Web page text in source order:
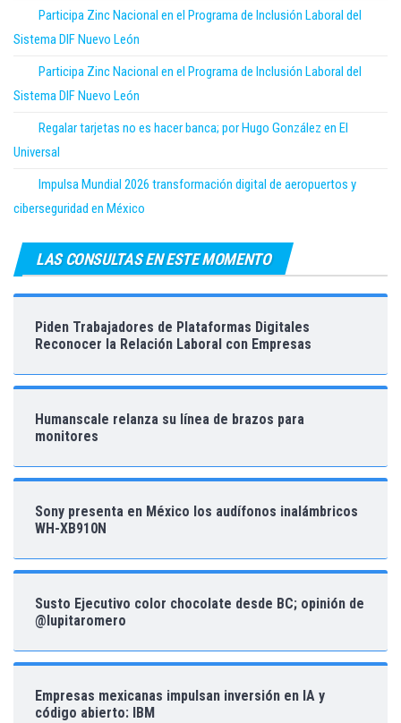
Participa Zinc Nacional en el Programa de Inclusión Laboral del
Sistema DIF Nuevo León
Participa Zinc Nacional en el Programa de Inclusión Laboral del
Sistema DIF Nuevo León
Regalar tarjetas no es hacer banca; por Hugo González en El
Universal
Impulsa Mundial 2026 transformación digital de aeropuertos y
ciberseguridad en México
LAS CONSULTAS EN ESTE MOMENTO
Piden Trabajadores de Plataformas Digitales
Reconocer la Relación Laboral con Empresas
Humanscale relanza su línea de brazos para
monitores
Sony presenta en México los audífonos inalámbricos
WH-XB910N
Susto Ejecutivo color chocolate desde BC; opinión de
@lupitaromero
Empresas mexicanas impulsan inversión en IA y
código abierto: IBM